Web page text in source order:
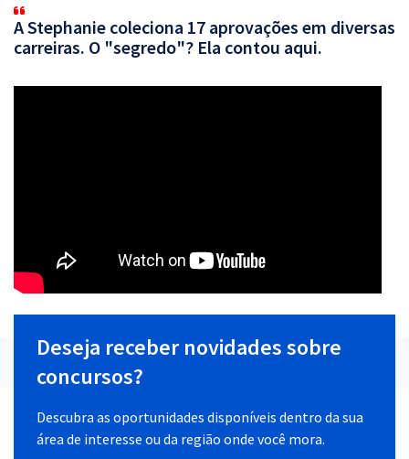
A Stephanie coleciona 17 aprovações em diversas
carreiras. O "segredo"? Ela contou aqui.
Deseja receber novidades sobre
concursos?
Descubra as oportunidades disponíveis dentro da sua
área de interesse ou da região onde você mora.